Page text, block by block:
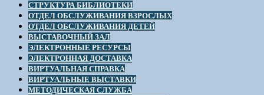
СТРУКТУРА БИБЛИОТЕКИ
ОТДЕЛ ОБСЛУЖИВАНИЯ ВЗРОСЛЫХ
ОТДЕЛ ОБСЛУЖИВАНИЯ ДЕТЕЙ
ВЫСТАВОЧНЫЙ ЗАЛ
ЭЛЕКТРОННЫЕ РЕСУРСЫ
ЭЛЕКТРОННАЯ ДОСТАВКА
ВИРТУАЛЬНАЯ СПРАВКА
ВИРТУАЛЬНЫЕ ВЫСТАВКИ
МЕТОДИЧЕСКАЯ СЛУЖБА